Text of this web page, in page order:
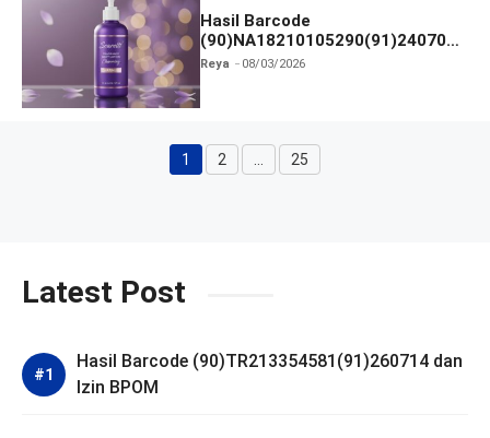
Hasil Barcode
(90)NA18210105290(91)240703
dan Izin BPOM
Reya 08/03/2026
Halaman
1 Halaman
2 … Halaman
25
Latest Post
Hasil Barcode (90)TR213354581(91)260714 dan
Izin BPOM